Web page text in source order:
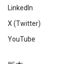
LinkedIn
X (Twitter)
YouTube